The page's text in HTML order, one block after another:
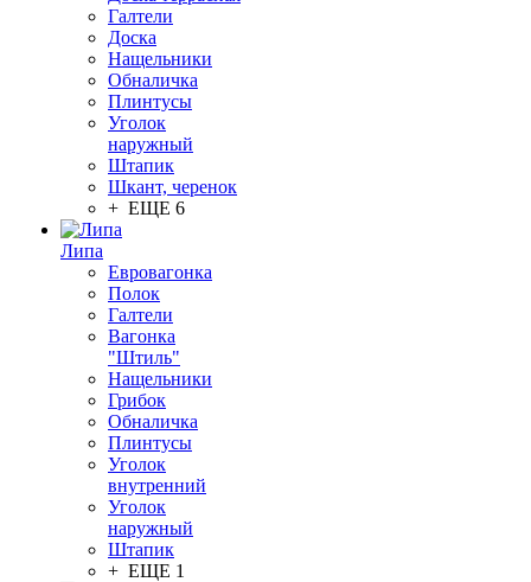
Галтели
Доска
Нащельники
Обналичка
Плинтусы
Уголок
наружный
Штапик
Шкант, черенок
+ ЕЩЕ 6
Липа
Евровагонка
Полок
Галтели
Вагонка
"Штиль"
Нащельники
Грибок
Обналичка
Плинтусы
Уголок
внутренний
Уголок
наружный
Штапик
+ ЕЩЕ 1